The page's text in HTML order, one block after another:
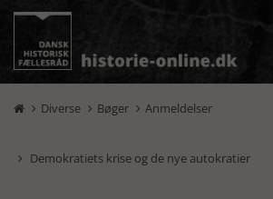
 Diverse  Bøger  Anmeldelser
 Demokratiets krise og de nye autokratier